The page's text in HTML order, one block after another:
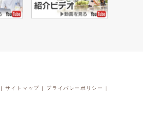
| サイトマップ | プライバシーポリシー |